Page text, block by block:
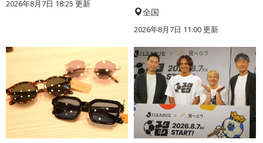
2026年8月7日 18:25 更新
全国
2026年8月7日 11:00更新